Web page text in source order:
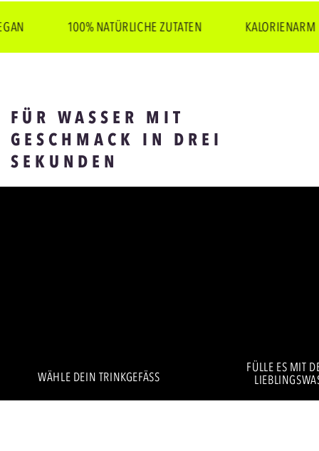
100% NATÜRLICHE ZUTATEN KALORIENARM
FÜR WASSER MIT
GESCHMACK IN DREI
SEKUNDEN
WÄHLE DEIN TRINKGEFÄSS
FÜLLE ES MIT